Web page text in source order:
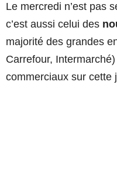
Le mercredi n’est pas
c’est aussi celui des
majorité des grandes
Carrefour,
commerciaux sur cette